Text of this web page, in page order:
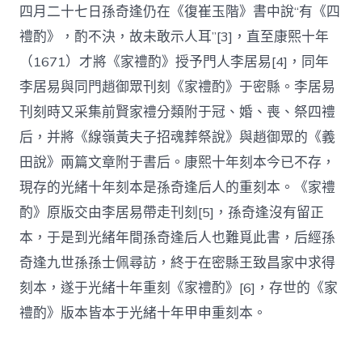
四月二十七日孫奇逢仍在《復崔玉階》書中說“有《四
禮酌》，酌不決，故未敢示人耳”[3]，直至康熙十年
（1671）才將《家禮酌》授予門人李居易[4]，同年
李居易與同門趙御眾刊刻《家禮酌》于密縣。李居易
刊刻時又采集前賢家禮分類附于冠、婚、喪、祭四禮
后，并將《線嶺黃夫子招魂葬祭說》與趙御眾的《義
田說》兩篇文章附于書后。康熙十年刻本今已不存，
現存的光緒十年刻本是孫奇逢后人的重刻本。《家禮
酌》原版交由李居易帶走刊刻[5]，孫奇逢沒有留正
本，于是到光緒年間孫奇逢后人也難覓此書，后經孫
奇逢九世孫孫士佩尋訪，終于在密縣王致昌家中求得
刻本，遂于光緒十年重刻《家禮酌》[6]，存世的《家
禮酌》版本皆本于光緒十年甲申重刻本。